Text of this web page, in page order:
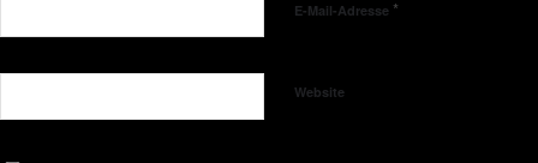
E-Mail-Adresse *
Website